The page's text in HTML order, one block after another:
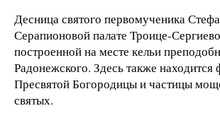
Десница святого первомученика
Серапионовой палате Троице-
построенной на месте кельи
Радонежского. Здесь также находится
Пресвятой Богородицы и частицы
святых.